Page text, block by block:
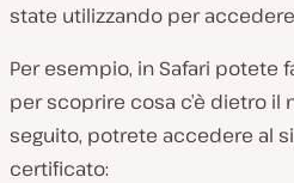
state utilizzando per
Per esempio, in Safari potete
per scoprire cosa c’è dietro il
seguito, potrete accedere al
certificato: